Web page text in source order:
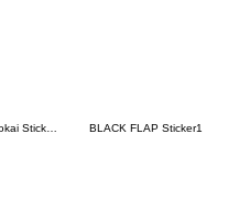
NanajigenSeitokai Stickers Vol.2 BLACK FLAP Sticker1